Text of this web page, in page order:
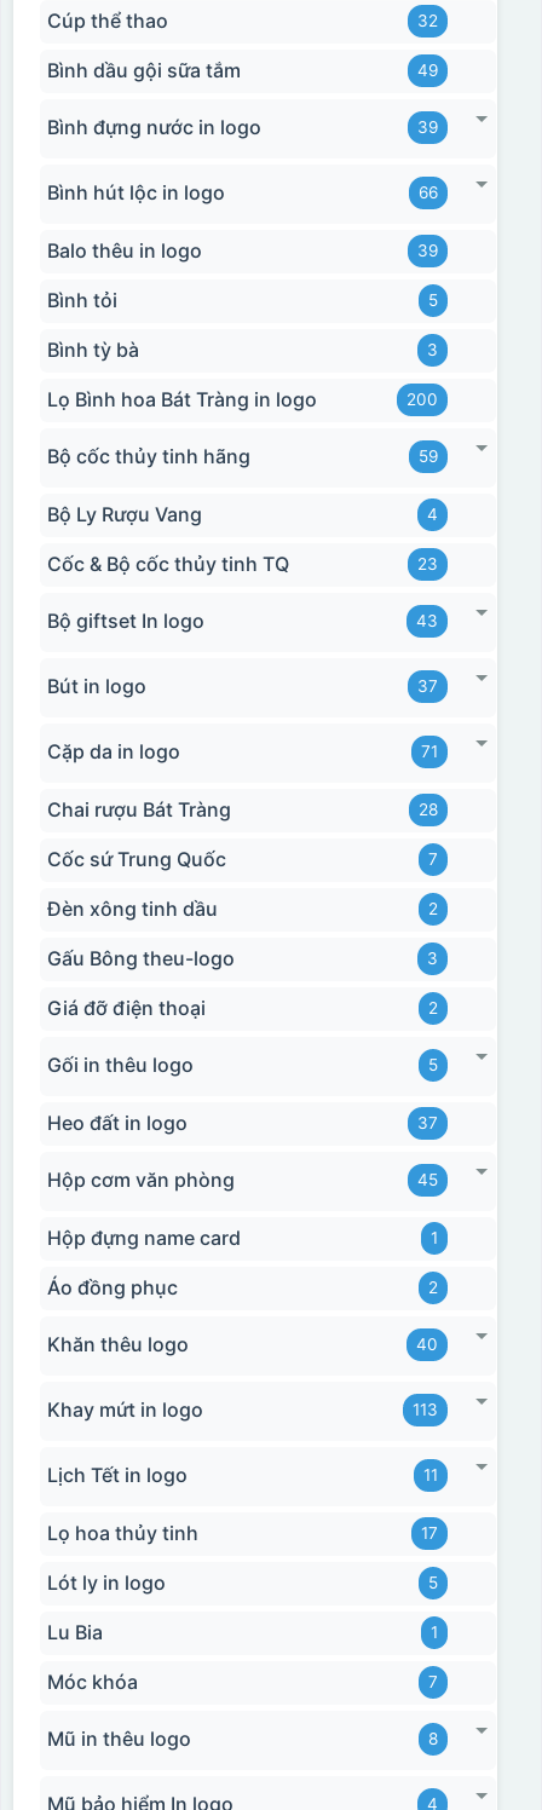
Cúp thể thao 32
Bình dầu gội sữa tắm 49
Bình đựng nước in logo 39
Bình hút lộc in logo 66
Balo thêu in logo 39
Bình tỏi 5
Bình tỳ bà 3
Lọ Bình hoa Bát Tràng in logo 200
Bộ cốc thủy tinh hãng 59
Bộ Ly Rượu Vang 4
Cốc & Bộ cốc thủy tinh TQ 23
Bộ giftset In logo 43
Bút in logo 37
Cặp da in logo 71
Chai rượu Bát Tràng 28
Cốc sứ Trung Quốc 7
Đèn xông tinh dầu 2
Gấu Bông theu-logo 3
Giá đỡ điện thoại 2
Gối in thêu logo 5
Heo đất in logo 37
Hộp cơm văn phòng 45
Hộp đựng name card 1
Áo đồng phục 2
Khăn thêu logo 40
Khay mứt in logo 113
Lịch Tết in logo 11
Lọ hoa thủy tinh 17
Lót ly in logo 5
Lu Bia 1
Móc khóa 7
Mũ in thêu logo 8
Mũ bảo hiểm In logo 4